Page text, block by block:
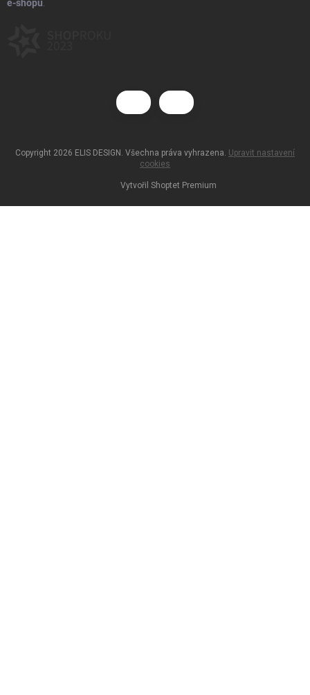
e-shopu.
Vytvořil Shoptet Premium
Copyright 2026 ELIS DESIGN . Všechna práva vyhrazena. Upravit nastavení
cookies